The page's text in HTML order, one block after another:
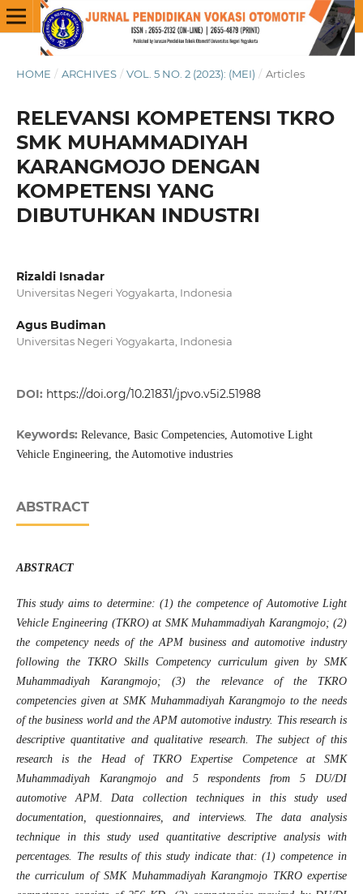
HOME / ARCHIVES / VOL. 5 NO. 2 (2023): (MEI) / Articles
RELEVANSI KOMPETENSI TKRO
SMK MUHAMMADIYAH
KARANGMOJO DENGAN
KOMPETENSI YANG
DIBUTUHKAN INDUSTRI
Rizaldi Isnadar
Universitas Negeri Yogyakarta, Indonesia
Agus Budiman
Universitas Negeri Yogyakarta, Indonesia
DOI: https://doi.org/10.21831/jpvo.v5i2.51988
Keywords: Relevance, Basic Competencies, Automotive Light
Vehicle Engineering, the Automotive industries
ABSTRACT
ABSTRACT
This study aims to determine: (1) the competence of Automotive Light
Vehicle Engineering (TKRO) at SMK Muhammadiyah Karangmojo; (2)
the competency needs of the APM business and automotive industry
following the TKRO Skills Competency curriculum given by SMK
Muhammadiyah Karangmojo; (3) the relevance of the TKRO
competencies given at SMK Muhammadiyah Karangmojo to the needs
of the business world and the APM automotive industry. This research is
descriptive quantitative and qualitative research. The subject of this
research is the Head of TKRO Expertise Competence at SMK
Muhammadiyah Karangmojo and 5 respondents from 5 DU/DI
automotive APM. Data collection techniques in this study used
documentation, questionnaires, and interviews. The data analysis
technique in this study used quantitative descriptive analysis with
percentages. The results of this study indicate that: (1) competence in
the curriculum of SMK Muhammadiyah Karangmojo TKRO expertise